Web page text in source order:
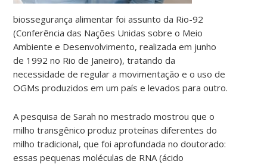
biossegurança alimentar foi assunto da Rio-92
(Conferência das Nações Unidas sobre o Meio
Ambiente e Desenvolvimento, realizada em junho
de 1992 no Rio de Janeiro), tratando da
necessidade de regular a movimentação e o uso de
OGMs produzidos em um país e levados para outro.
A pesquisa de Sarah no mestrado mostrou que o
milho transgênico produz proteínas diferentes do
milho tradicional, que foi aprofundada no doutorado:
essas pequenas moléculas de RNA (ácido